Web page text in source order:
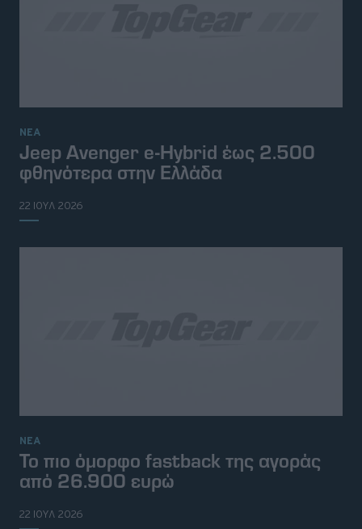
ΝΕΑ
Jeep Avenger e-Hybrid έως 2.500
φθηνότερα στην Ελλάδα
22 ΙΟΥΛ 2026
ΝΕΑ
Το πιο όμορφο fastback της αγοράς
από 26.900 ευρώ
22 ΙΟΥΛ 2026